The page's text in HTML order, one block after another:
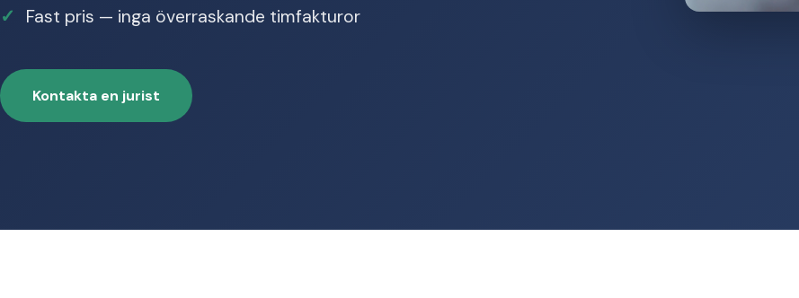
Fast pris — inga överraskande timfakturor
Kontakta en jurist